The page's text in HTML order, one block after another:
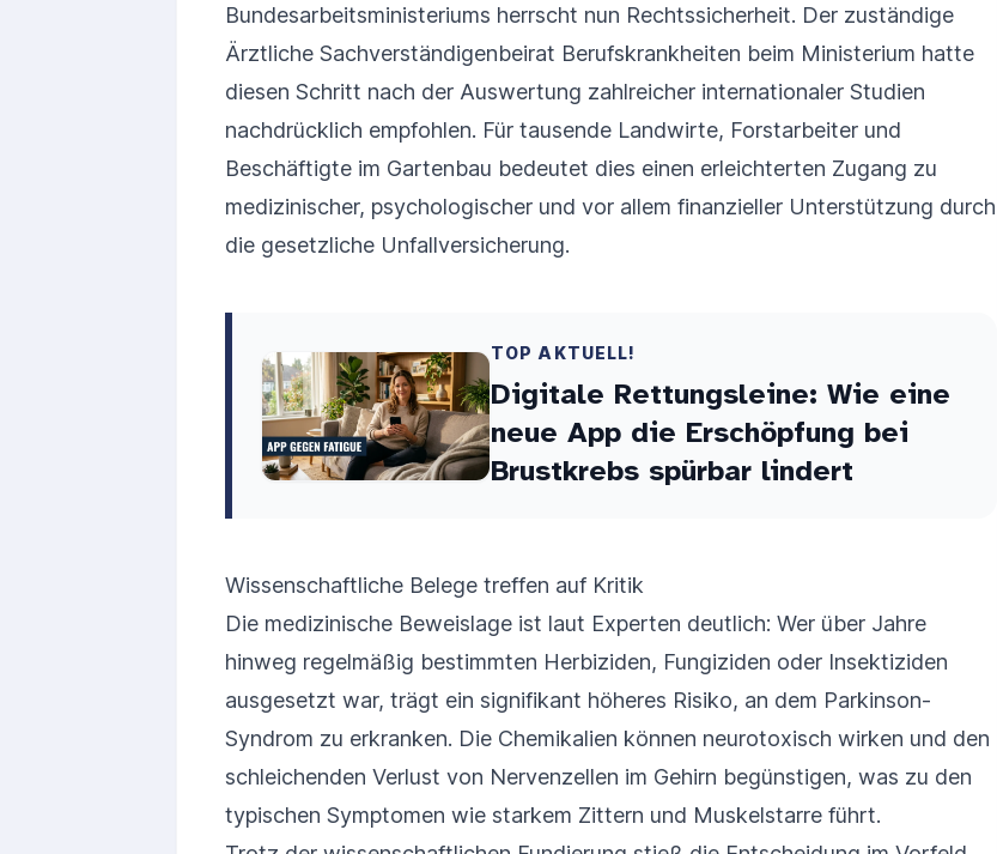
Bundesarbeitsministeriums herrscht nun Rechtssicherheit. Der zuständige
Ärztliche Sachverständigenbeirat Berufskrankheiten beim Ministerium hatte
diesen Schritt nach der Auswertung zahlreicher internationaler Studien
nachdrücklich empfohlen. Für tausende Landwirte, Forstarbeiter und
Beschäftigte im Gartenbau bedeutet dies einen erleichterten Zugang zu
medizinischer, psychologischer und vor allem finanzieller Unterstützung durch
die gesetzliche Unfallversicherung.
TOP AKTUELL!
Digitale Rettungsleine: Wie eine
neue App die Erschöpfung bei
Brustkrebs spürbar lindert
Wissenschaftliche Belege treffen auf Kritik
Die medizinische Beweislage ist laut Experten deutlich: Wer über Jahre
hinweg regelmäßig bestimmten Herbiziden, Fungiziden oder Insektiziden
ausgesetzt war, trägt ein signifikant höheres Risiko, an dem Parkinson-
Syndrom zu erkranken. Die Chemikalien können neurotoxisch wirken und den
schleichenden Verlust von Nervenzellen im Gehirn begünstigen, was zu den
typischen Symptomen wie starkem Zittern und Muskelstarre führt.